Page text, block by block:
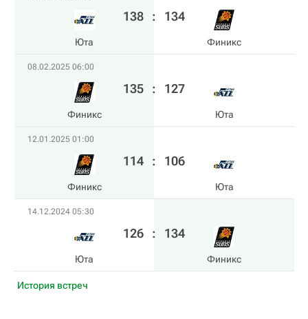
Юта
138 : 134
Финикс
08.02.2025 06:00
Финикс
135 : 127
Юта
12.01.2025 01:00
Финикс
114 : 106
Юта
14.12.2024 05:30
Юта
126 : 134
Финикс
История встреч